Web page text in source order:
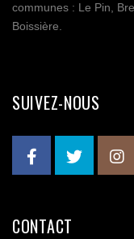
communes : Le Pin,
Boissière.
SUIVEZ-NOUS
CONTACT